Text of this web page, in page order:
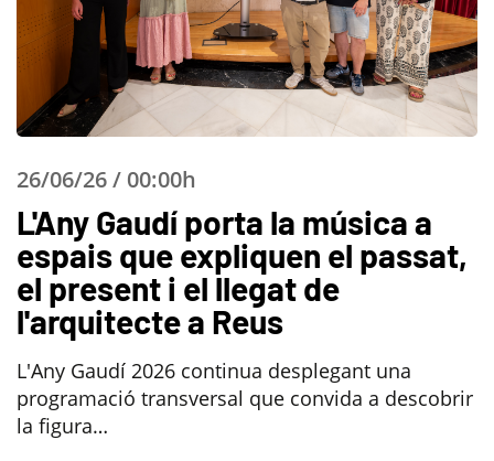
26/06/26 / 00:00h
L'Any Gaudí porta la música a
espais que expliquen el passat,
el present i el llegat de
l'arquitecte a Reus
L'Any Gaudí 2026 continua desplegant una
programació transversal que convida a descobrir
la figura…